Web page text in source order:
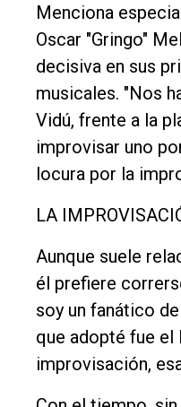
Menciona
Oscar "Gringo"
decisiva en sus
musicales. "Nos
Vidú, frente a la
improvisar uno
locura por la
LA
Aunque suele
él prefiere
soy un fanático
que adopté fue el
improvisación,